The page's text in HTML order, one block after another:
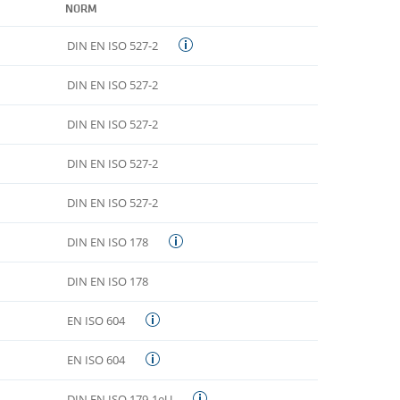
NORM
DIN EN ISO 527-2
DIN EN ISO 527-2
DIN EN ISO 527-2
DIN EN ISO 527-2
DIN EN ISO 527-2
DIN EN ISO 178
DIN EN ISO 178
EN ISO 604
EN ISO 604